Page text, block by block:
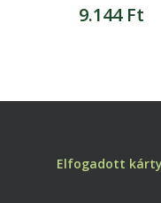
9.144 Ft
Elfogadott